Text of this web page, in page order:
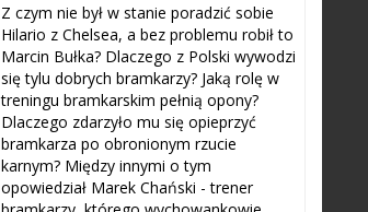
Z czym nie był w stanie poradzić sobie
Hilario z Chelsea, a bez problemu robił to
Marcin Bułka? Dlaczego z Polski wywodzi
się tylu dobrych bramkarzy? Jaką rolę w
treningu bramkarskim pełnią opony?
Dlaczego zdarzyło mu się opieprzyć
bramkarza po obronionym rzucie
karnym? Między innymi o tym
opowiedział Marek Chański - trener